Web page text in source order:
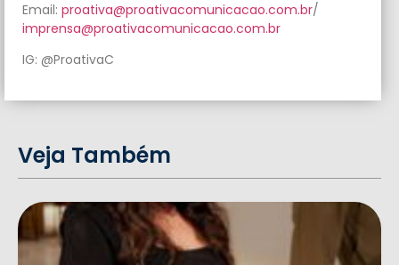
Email: proativa@proativacomunicacao.com.br/
imprensa@proativacomunicacao.com.br
IG: @ProativaC
Veja Também